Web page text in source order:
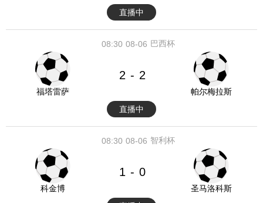
直播中
08-06
08:30 巴西杯
福塔雷萨
2 - 2
帕尔梅拉斯
直播中
08-06
08:30 智利杯
科金博
1 - 0
圣马洛科斯